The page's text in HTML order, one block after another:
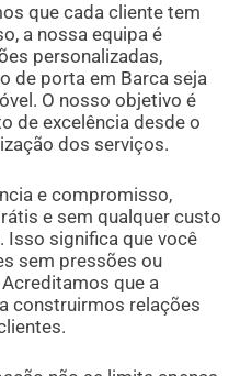
que cada cliente tem
a nossa equipa é
personalizadas,
de porta em Barca seja
O nosso objetivo é
de excelência desde o
dos serviços.
e compromisso,
e sem qualquer custo
Isso significa que você
sem pressões ou
que a
construirmos relações